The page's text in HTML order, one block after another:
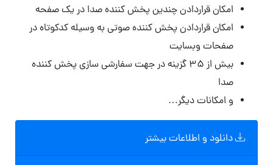
امکان قراردادن چندین پخش کننده صدا در یک صفحه
امکان قراردادن پخش کننده صوتی به وسیله کدکوتاه در
صفحات وبسایت
بیش از ۳۵ گزینه در جهت سفارشی سازی پخش کننده
صدا
و امکانات دیگر…
دانلود و اطلاعات بیشتر